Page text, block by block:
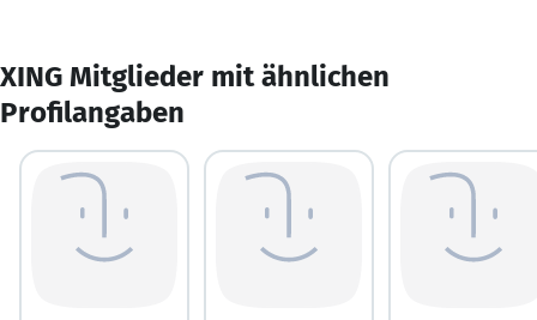
XING Mitglieder mit ähnlichen
Profilangaben